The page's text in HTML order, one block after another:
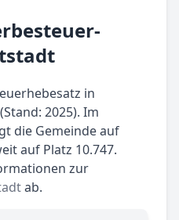
in
2025). Im
die Gemeinde auf
auf Platz 10.747.
zur
ab.